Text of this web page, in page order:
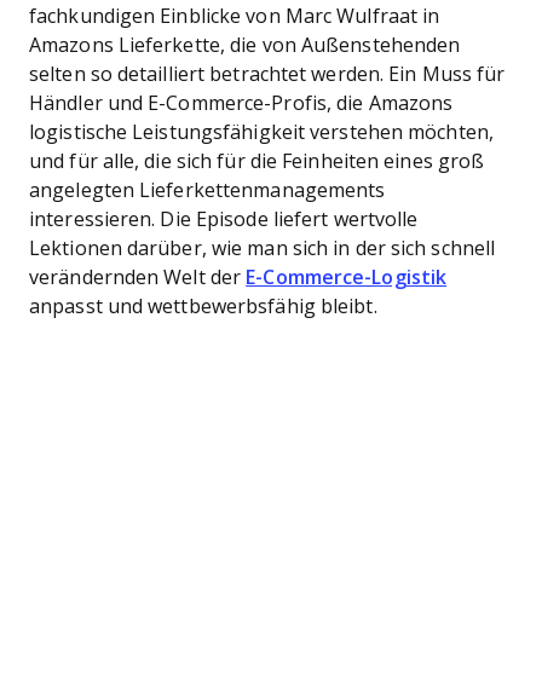
fachkundigen Einblicke von Marc Wulfraat in
Amazons Lieferkette, die von Außenstehenden
selten so detailliert betrachtet werden. Ein Muss für
Händler und E-Commerce-Profis, die Amazons
logistische Leistungsfähigkeit verstehen möchten,
und für alle, die sich für die Feinheiten eines groß
angelegten Lieferkettenmanagements
interessieren. Die Episode liefert wertvolle
Lektionen darüber, wie man sich in der sich schnell
verändernden Welt der E-Commerce-Logistik
anpasst und wettbewerbsfähig bleibt.